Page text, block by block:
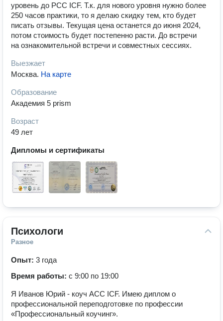
уровень до PCC ICF. Т.к. для нового уровня нужно более
250 часов практики, то я делаю скидку тем, кто будет
писать отзывы. Текущая цена останется до июня 2024,
потом стоимость будет постепенно расти. До встречи
на ознакомительной встречи и совместных сессиях.
Выезжает
Москва. На карте
Образование
Академия 5 prism
Возраст
49 лет
Дипломы и сертификаты
Психологи
Разное
Опыт: 3 года
Время работы: с 9:00 по 19:00
Я Иванов Юрий - коуч ACC ICF. Имею диплом о
профессиональной переподготовке по профессии
«Профессиональный коучинг».